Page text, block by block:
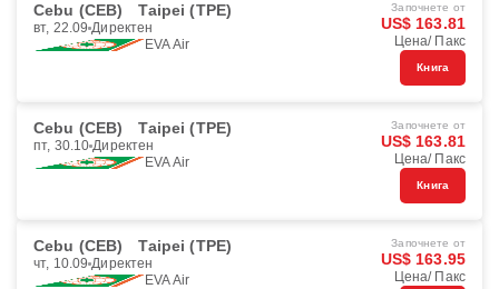
Cebu (CEB) Taipei (TPE)
вт, 22.09 Директен
EVA Air
Започнете от
US$ 163.81
Цена/ Пакс
Книга
Cebu (CEB) Taipei (TPE)
пт, 30.10 Директен
EVA Air
Започнете от
US$ 163.81
Цена/ Пакс
Книга
Cebu (CEB) Taipei (TPE)
чт, 10.09 Директен
EVA Air
Започнете от
US$ 163.95
Цена/ Пакс